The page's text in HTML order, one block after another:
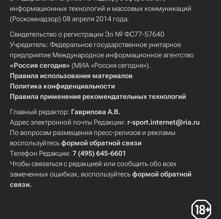
информационных технологий и массовых коммуникаций
(Роскомнадзор) 08 апреля 2014 года.
Свидетельство о регистрации Эл № ФС77-57640
Учредитель: Федеральное государственное унитарное
предприятие Международное информационное агентство
«Россия сегодня» (МИА «Россия сегодня»).
Правила использования материалов
Политика конфиденциальности
Правила применения рекомендательных технологий
Главный редактор: Гаврилова А.В.
Адрес электронной почты Редакции: r-sport.internet@ria.ru
По вопросам размещения пресс-релизов и рекламы
воспользуйтесьформой обратной связи
Телефон Редакции: 7 (495) 645-6601
Чтобы связаться с редакцией или сообщить обо всех
замеченных ошибках, воспользуйтесьформой обратной
связи.